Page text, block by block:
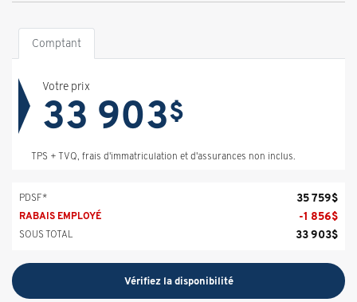
Comptant
Votre prix
33 903$
TPS + TVQ, frais d'immatriculation et d'assurances non inclus.
PDSF* 35 759$
RABAIS EMPLOYÉ -1 856$
SOUS TOTAL 33 903$
Vérifiez la disponibilité